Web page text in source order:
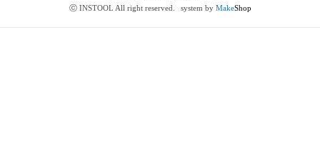
ⓒ INSTOOL All right reserved.
system by MakeShop